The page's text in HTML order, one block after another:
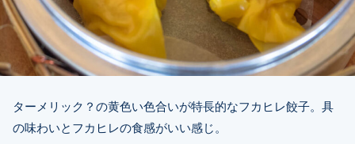
ターメリック？の黄色い色合いが特長的なフカヒレ餃子。具
の味わいとフカヒレの食感がいい感じ。